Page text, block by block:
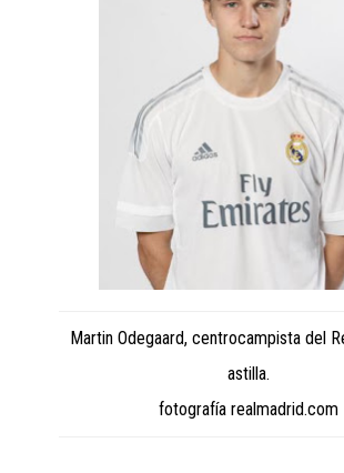
Martin Odegaard, centrocampista del
astilla.
fotografía realmadrid.com